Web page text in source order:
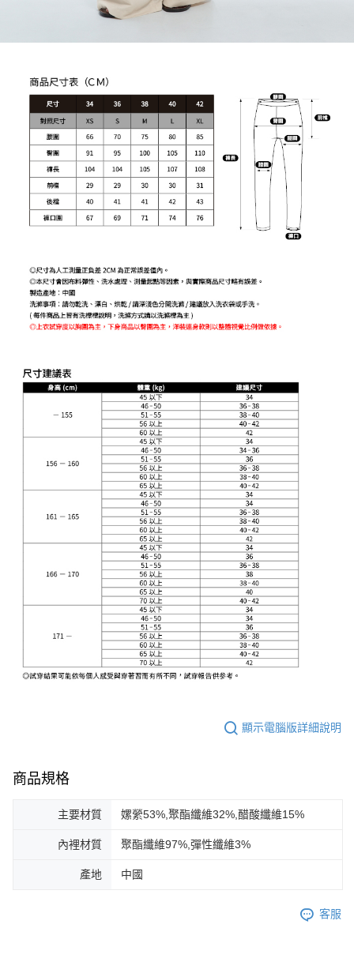
顯示電腦版詳細說明
商品規格
主要材質 嫘縈53%,聚酯纖維32%,醋酸纖維15%
內裡材質 聚酯纖維97%,彈性纖維3%
產地 中國
客服